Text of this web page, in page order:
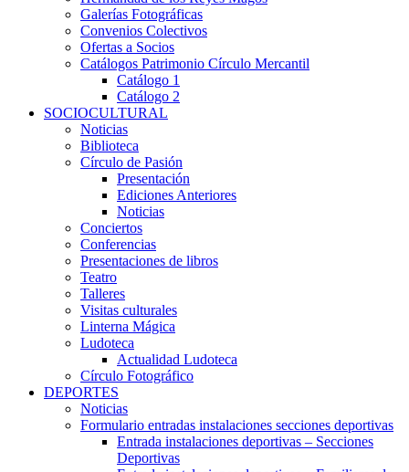
Galerías Fotográficas
Convenios Colectivos
Ofertas a Socios
Catálogos Patrimonio Círculo Mercantil
Catálogo 1
Catálogo 2
SOCIOCULTURAL
Noticias
Biblioteca
Círculo de Pasión
Presentación
Ediciones Anteriores
Noticias
Conciertos
Conferencias
Presentaciones de libros
Teatro
Talleres
Visitas culturales
Linterna Mágica
Ludoteca
Actualidad Ludoteca
Círculo Fotográfico
DEPORTES
Noticias
Formulario entradas instalaciones secciones deportivas
Entrada instalaciones deportivas – Secciones
Deportivas